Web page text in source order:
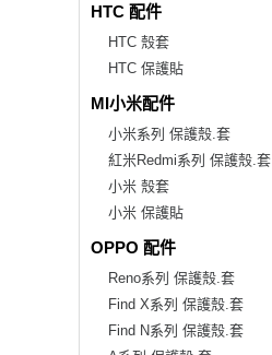
HTC 配件
HTC 殼套
HTC 保護貼
MI小米配件
小米系列 保護殼.套
紅米Redmi系列 保護殼.套
小米 殼套
小米 保護貼
OPPO 配件
Reno系列 保護殼.套
Find X系列 保護殼.套
Find N系列 保護殼.套